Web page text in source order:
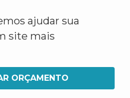
ajudar sua
site mais
ORÇAMENTO